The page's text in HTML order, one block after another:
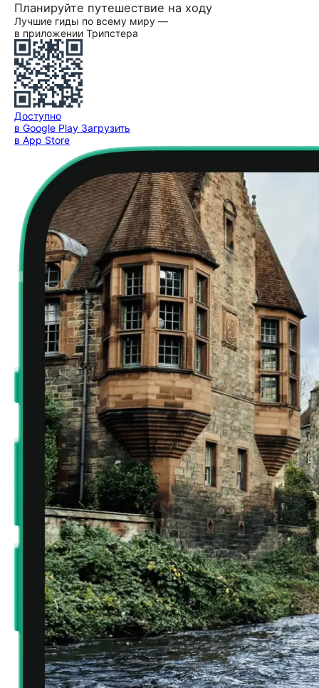
Планируйте путешествие на ходу
Лучшие гиды по всему миру —
в приложении Трипстера
Доступно
в Google Play Загрузить
в App Store